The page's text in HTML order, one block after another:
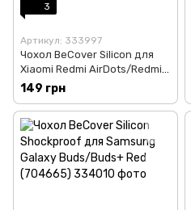
3
Артикул: 333997
Чохол BeCover Silicon для
Xiaomi Redmi AirDots/Redmi
AirDots 2/Redmi AirDots S
Blue (703825)
149 грн